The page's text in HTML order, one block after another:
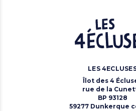
LES
Îlot des 4
rue de la
BP 93128
59277 Dunkerque